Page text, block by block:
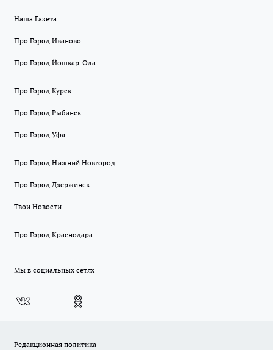
Наша Газета
Про Город Иваново
Про Город Йошкар-Ола
Про Город Курск
Про Город Рыбинск
Про Город Уфа
Про Город Нижний Новгород
Про Город Дзержинск
Твои Новости
Про Город Краснодара
Мы в социальных сетях
Редакционная политика